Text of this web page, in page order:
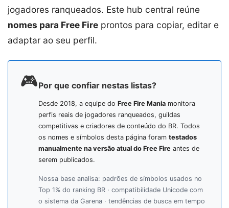
jogadores ranqueados. Este hub central reúne
nomes para Free Fire prontos para copiar, editar e
adaptar ao seu perfil.
🎮Por que confiar nestas listas?
Desde 2018, a equipe do Free Fire Mania monitora
perfis reais de jogadores ranqueados, guildas
competitivas e criadores de conteúdo do BR. Todos
os nomes e símbolos desta página foram testados
manualmente na versão atual do Free Fire antes de
serem publicados.
Nossa base analisa: padrões de símbolos usados no
Top 1% do ranking BR · compatibilidade Unicode com
o sistema da Garena · tendências de busca em tempo